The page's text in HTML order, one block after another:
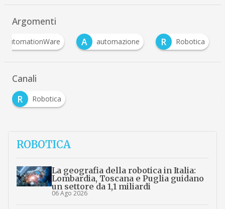
Argomenti
AutomationWare A automazione R Robotica
Canali
R
Robotica
ROBOTICA
La geografia della robotica in Italia:
Lombardia, Toscana e Puglia guidano
un settore da 1,1 miliardi
06 Ago 2026